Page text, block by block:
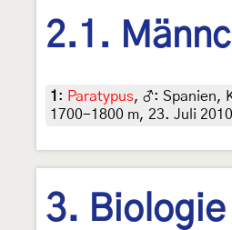
2.1.
1 : Paratypus, ♂: Spanien,
1700-1800 m, 23. Juli
3. Biologie